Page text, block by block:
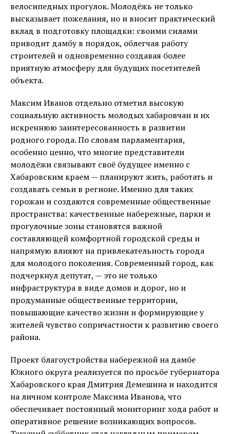
велосипедных прогулок. Молодёжь не только
высказывает пожелания, но и вносит практический
вклад в подготовку площадки: своими силами
приводит дамбу в порядок, облегчая работу
строителей и одновременно создавая более
приятную атмосферу для будущих посетителей
объекта.
Максим Иванов отдельно отметил высокую
социальную активность молодых хабаровчан и их
искреннюю заинтересованность в развитии
родного города. По словам парламентария,
особенно ценно, что многие представители
молодёжи связывают своё будущее именно с
Хабаровским краем — планируют жить, работать и
создавать семьи в регионе. Именно для таких
горожан и создаются современные общественные
пространства: качественные набережные, парки и
прогулочные зоны становятся важной
составляющей комфортной городской среды и
напрямую влияют на привлекательность города
для молодого поколения. Современный город, как
подчеркнул депутат, — это не только
инфраструктура в виде домов и дорог, но и
продуманные общественные территории,
повышающие качество жизни и формирующие у
жителей чувство сопричастности к развитию своего
района.
Проект благоустройства набережной на дамбе
Южного округа реализуется по просьбе губернатора
Хабаровского края Дмитрия Демешина и находится
на личном контроле Максима Иванова, что
обеспечивает постоянный мониторинг хода работ и
оперативное решение возникающих вопросов.